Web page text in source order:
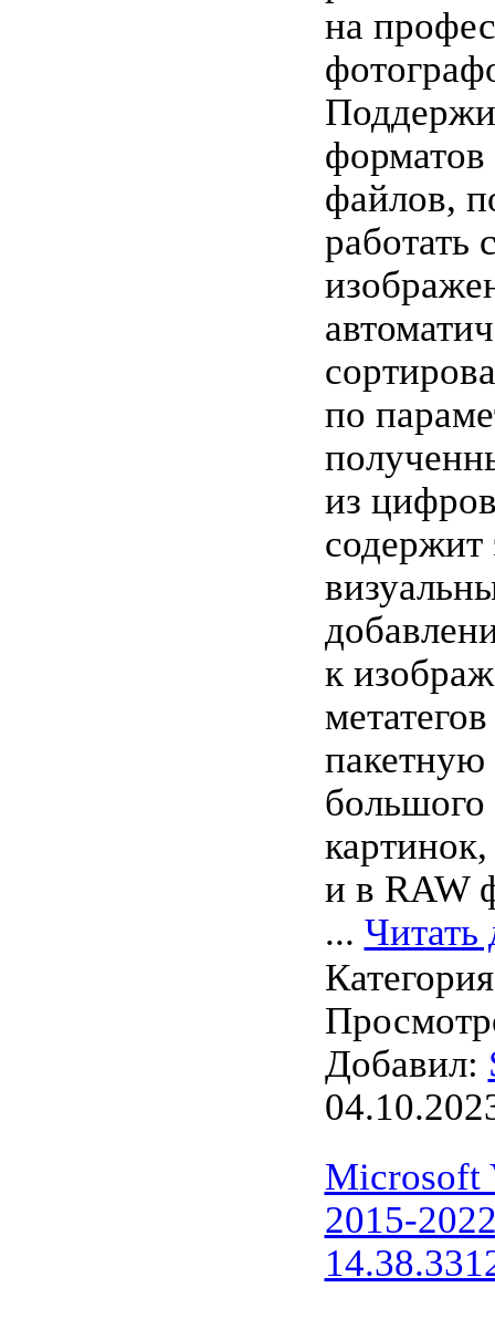
на
форматов
файлов,
работать
по
из
к
пакетную
большого
и в RAW
... Читать
Добавил:
Microsoft
2015-